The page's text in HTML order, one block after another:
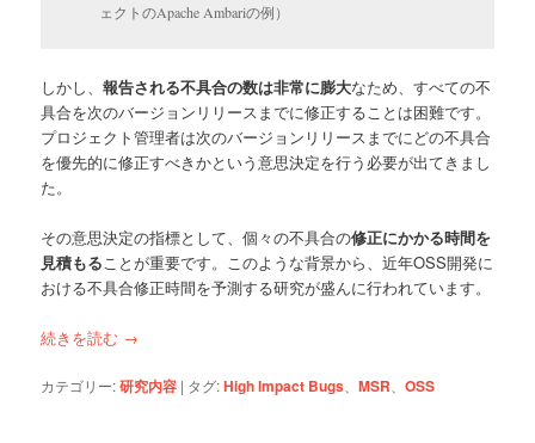
ェクトのApache Ambariの例）
しかし、報告される不具合の数は非常に膨大なため、すべての不
具合を次のバージョンリリースまでに修正することは困難です。
プロジェクト管理者は次のバージョンリリースまでにどの不具合
を優先的に修正すべきかという意思決定を行う必要が出てきまし
た。
その意思決定の指標として、個々の不具合の修正にかかる時間を
見積もることが重要です。このような背景から、近年OSS開発に
おける不具合修正時間を予測する研究が盛んに行われています。
続きを読む →
カテゴリー:研究内容 | タグ:High Impact Bugs、MSR、OSS